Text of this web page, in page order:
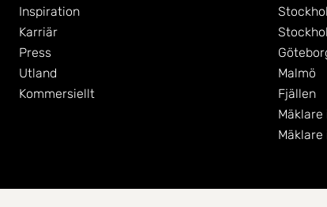
Inspiration
Karriär
Press
Utland
Kommersiellt
Malmö
Fjällen
Mäklare